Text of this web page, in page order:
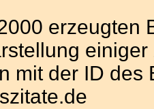
erzeugten
mit der ID